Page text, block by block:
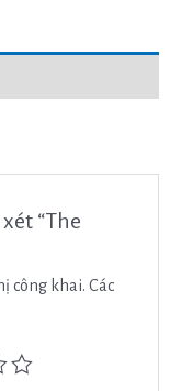
“The
công khai. Các